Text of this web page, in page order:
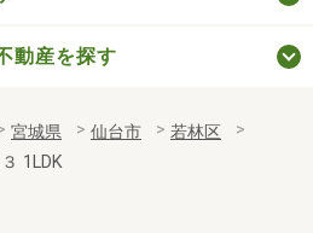
動産を探す
宮城県 仙台市
若林区
1LDK